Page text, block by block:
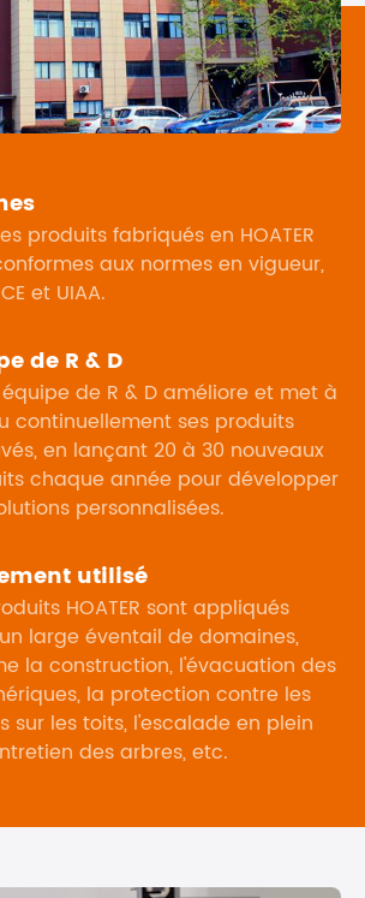
produits fabriqués en HOATER
aux normes en vigueur,
et UIAA.
de R & D
de R & D améliore et met à
continuellement ses produits
en lançant 20 à 30 nouveaux
chaque année pour développer
personnalisées.
utilisé
HOATER sont appliqués
large éventail de domaines,
la construction, l'évacuation des
la protection contre les
sur les toits, l'escalade en plein
des arbres, etc.